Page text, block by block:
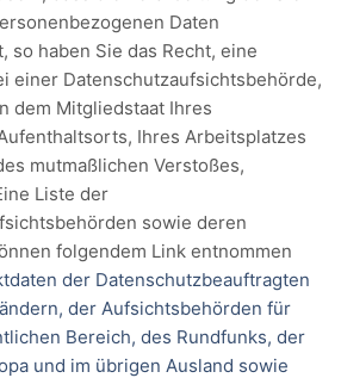
Daten
so haben Sie das Recht, eine
einer Datenschutzaufsichtsbehörde,
dem Mitgliedstaat Ihres
Ihres Arbeitsplatzes
mutmaßlichen Verstoßes,
Liste der
sowie deren
folgendem Link entnommen
der Datenschutzbeauftragten
der Aufsichtsbehörden für
Bereich, des Rundfunks, der
und im übrigen Ausland sowie